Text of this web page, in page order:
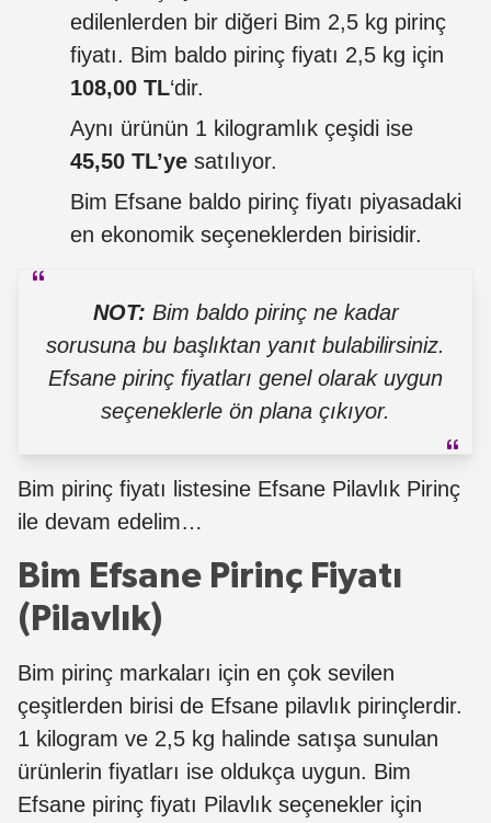
edilenlerden bir diğeri Bim 2,5 kg pirinç
fiyatı. Bim baldo pirinç fiyatı 2,5 kg için
108,00 TL‘dir.
Aynı ürünün 1 kilogramlık çeşidi ise
45,50 TL’ye satılıyor.
Bim Efsane baldo pirinç fiyatı piyasadaki
en ekonomik seçeneklerden birisidir.
NOT: Bim baldo pirinç ne kadar
sorusuna bu başlıktan yanıt bulabilirsiniz.
Efsane pirinç fiyatları genel olarak uygun
seçeneklerle ön plana çıkıyor.
Bim pirinç fiyatı listesine Efsane Pilavlık Pirinç
ile devam edelim…
Bim Efsane Pirinç Fiyatı
(Pilavlık)
Bim pirinç markaları için en çok sevilen
çeşitlerden birisi de Efsane pilavlık pirinçlerdir.
1 kilogram ve 2,5 kg halinde satışa sunulan
ürünlerin fiyatları ise oldukça uygun. Bim
Efsane pirinç fiyatı Pilavlık seçenekler için